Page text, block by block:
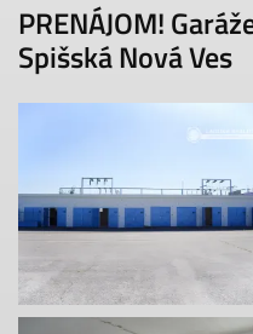
PRENÁJOM!
Spišská Nová Ves